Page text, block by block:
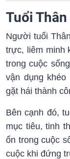
Tuổi Thân
Người tuổi
trực, liêm minh
trong cuộc
vận dụng
gặt hái thành
Bên cạnh đó,
mục tiêu, tinh
ổn trong cuộc
cuộc khi đứng